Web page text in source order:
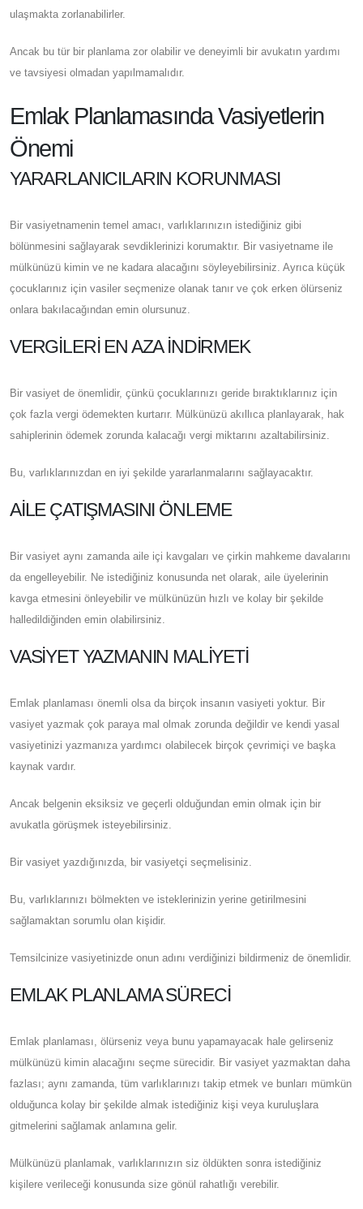
ulaşmakta zorlanabilirler.
Ancak bu tür bir planlama zor olabilir ve deneyimli bir avukatın yardımı
ve tavsiyesi olmadan yapılmamalıdır.
Emlak Planlamasında Vasiyetlerin
Önemi
YARARLANICILARIN KORUNMASI
Bir vasiyetnamenin temel amacı, varlıklarınızın istediğiniz gibi
bölünmesini sağlayarak sevdiklerinizi korumaktır. Bir vasiyetname ile
mülkünüzü kimin ve ne kadara alacağını söyleyebilirsiniz. Ayrıca küçük
çocuklarınız için vasiler seçmenize olanak tanır ve çok erken ölürseniz
onlara bakılacağından emin olursunuz.
VERGILERI EN AZA İNDIRMEK
Bir vasiyet de önemlidir, çünkü çocuklarınızı geride bıraktıklarınız için
çok fazla vergi ödemekten kurtarır. Mülkünüzü akıllıca planlayarak, hak
sahiplerinin ödemek zorunda kalacağı vergi miktarını azaltabilirsiniz.
Bu, varlıklarınızdan en iyi şekilde yararlanmalarını sağlayacaktır.
AILE ÇATIŞMASINI ÖNLEME
Bir vasiyet aynı zamanda aile içi kavgaları ve çirkin mahkeme davalarını
da engelleyebilir. Ne istediğiniz konusunda net olarak, aile üyelerinin
kavga etmesini önleyebilir ve mülkünüzün hızlı ve kolay bir şekilde
halledildiğinden emin olabilirsiniz.
VASIYET YAZMANIN MALIYETI
Emlak planlaması önemli olsa da birçok insanın vasiyeti yoktur. Bir
vasiyet yazmak çok paraya mal olmak zorunda değildir ve kendi yasal
vasiyetinizi yazmanıza yardımcı olabilecek birçok çevrimiçi ve başka
kaynak vardır.
Ancak belgenin eksiksiz ve geçerli olduğundan emin olmak için bir
avukatla görüşmek isteyebilirsiniz.
Bir vasiyet yazdığınızda, bir vasiyetçi seçmelisiniz.
Bu, varlıklarınızı bölmekten ve isteklerinizin yerine getirilmesini
sağlamaktan sorumlu olan kişidir.
Temsilcinize vasiyetinizde onun adını verdiğinizi bildirmeniz de önemlidir.
EMLAK PLANLAMA SÜRECI
Emlak planlaması, ölürseniz veya bunu yapamayacak hale gelirseniz
mülkünüzü kimin alacağını seçme sürecidir. Bir vasiyet yazmaktan daha
fazlası; aynı zamanda, tüm varlıklarınızı takip etmek ve bunları mümkün
olduğunca kolay bir şekilde almak istediğiniz kişi veya kuruluşlara
gitmelerini sağlamak anlamına gelir.
Mülkünüzü planlamak, varlıklarınızın siz öldükten sonra istediğiniz
kişilere verileceği konusunda size gönül rahatlığı verebilir.